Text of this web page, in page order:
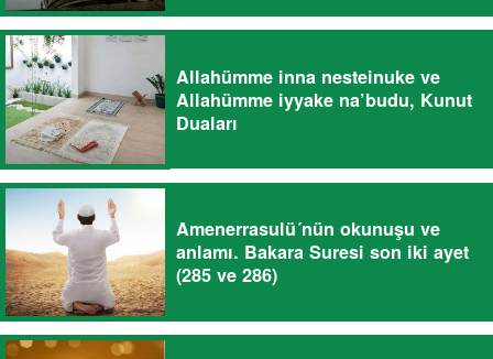
Allahümme inna nesteinuke ve
Allahümme iyyake na’budu, Kunut
Duaları
Amenerrasulü´nün okunuşu ve
anlamı. Bakara Suresi son iki ayet
(285 ve 286)